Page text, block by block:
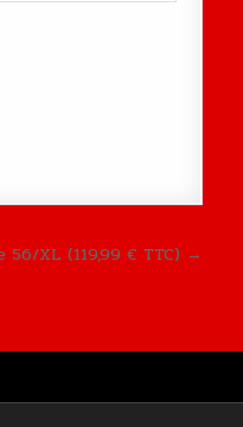
XL (119,99 € TTC) →